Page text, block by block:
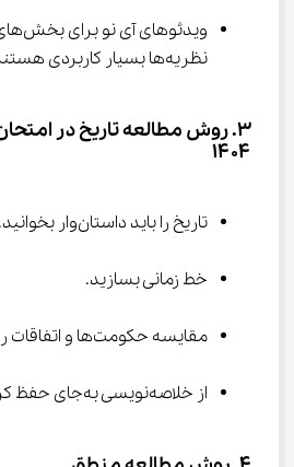
نظریه‌ها بسیار کاربردی هستند.
۳. روش مطالعه تاریخ در
۱۴۰۴
تاریخ را باید داستان‌وار بخوانید.
خط زمانی بسازید.
مقایسه حکومت‌ها و اتفاقات را یادداشت کنید.
از خلاصه‌نویسی به‌جای حفظ کردن استفاده کنید.